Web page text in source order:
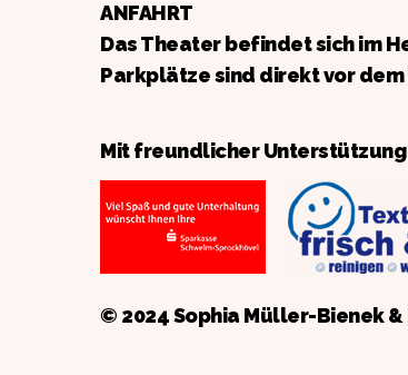
ANFAHRT
Das Theater befindet sich im
Parkplätze sind direkt vor
Mit freundlicher Unterstützung
© 2024 Sophia Müller-Bienek &